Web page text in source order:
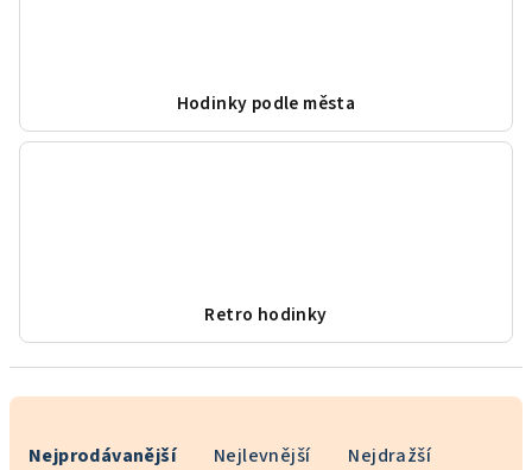
Hodinky podle města
Retro hodinky
Nejprodávanější Nejlevnější Nejdražší